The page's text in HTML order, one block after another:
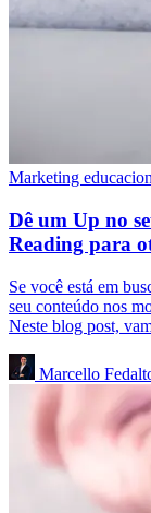
Marketing
Dê um Up no
Reading para
Se você está em
seu conteúdo nos
Neste blog post,
Marcello